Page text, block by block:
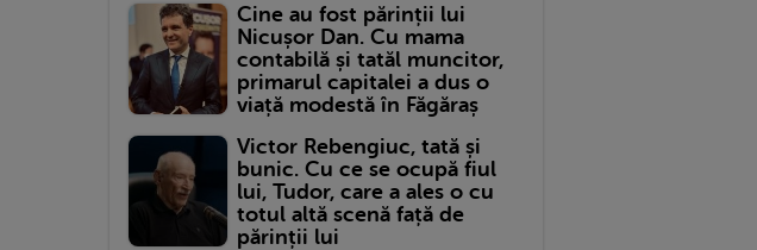
Cine au fost părinții lui
Nicușor Dan. Cu mama
contabilă și tatăl muncitor,
primarul capitalei a dus o
viață modestă în Făgăraș
Victor Rebengiuc, tată și
bunic. Cu ce se ocupă fiul
lui, Tudor, care a ales o cu
totul altă scenă față de
părinții lui